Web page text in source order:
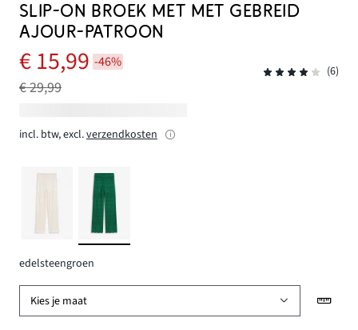
SLIP-ON BROEK MET MET GEBREID
AJOUR-PATROON
€ 15,99 -46%
€ 29,99
(6)
incl. btw, excl.verzendkosten
edelsteengroen
Kies je maat